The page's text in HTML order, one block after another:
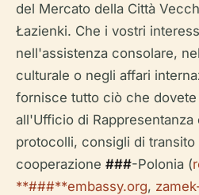
del Mercato della Città
Łazienki. Che i vostri
nell'assistenza consolare,
culturale o negli affari
fornisce tutto ciò che
all'Ufficio di
protocolli, consigli di
cooperazione ###-Polonia (
**###**embassy.org,